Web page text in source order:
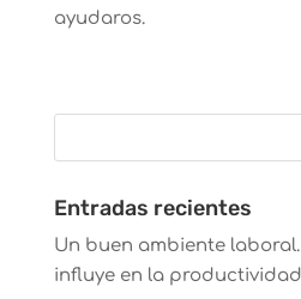
ayudaros.
Entradas recientes
Un buen ambiente
influye en la